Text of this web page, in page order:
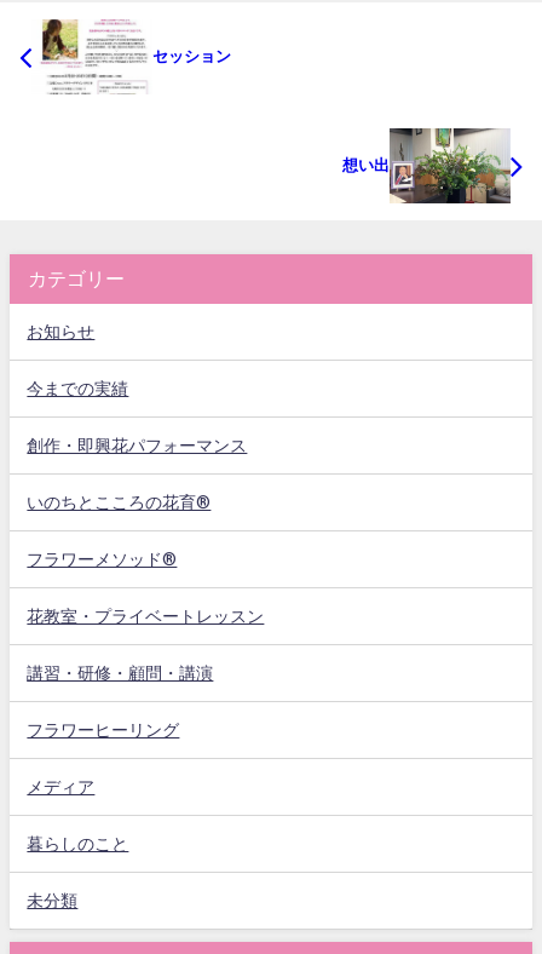
セッション
想い出
カテゴリー
お知らせ
今までの実績
創作・即興花パフォーマンス
いのちとこころの花育®
フラワーメソッド®
花教室・プライベートレッスン
講習・研修・顧問・講演
フラワーヒーリング
メディア
暮らしのこと
未分類